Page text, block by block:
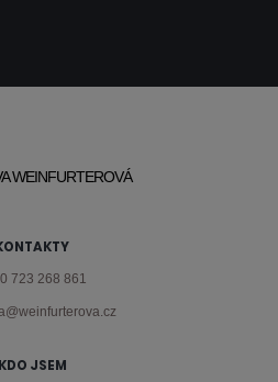
WEINFURTEROVÁ
723 268 861
KDO JSEM